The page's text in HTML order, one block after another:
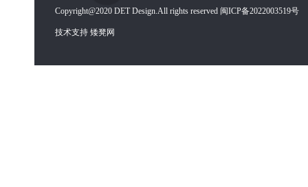
Copyright@2020 DET Design.All rights reserved 闽ICP备2022003519号
技术支持 矮凳网